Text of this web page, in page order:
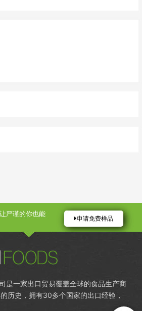
严谨的你也能
申请免费样品
是一家出口贸易覆盖全球的食品生产商
历史，拥有30多个国家的出口经验，